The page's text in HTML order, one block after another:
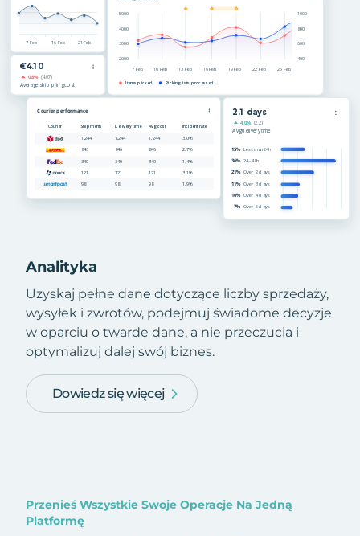
Analityka
Uzyskaj pełne dane dotyczące liczby sprzedaży,
wysyłek i zwrotów, podejmuj świadome decyzje
w oparciu o twarde dane, a nie przeczucia i
optymalizuj dalej swój biznes.
Dowiedz się więcej
Przenieś Wszystkie Swoje Operacje Na Jedną
Platformę